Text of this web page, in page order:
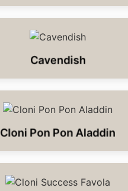
Cavendish
Cloni Pon Pon Aladdin